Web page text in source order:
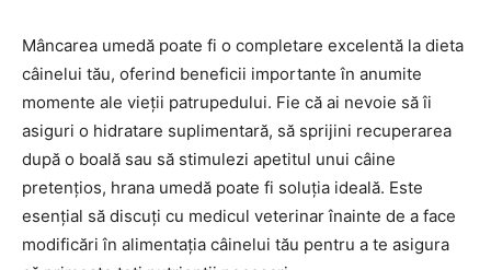
Mâncarea umedă poate fi o completare excelentă la dieta
câinelui tău, oferind beneficii importante în anumite
momente ale vieții patrupedului. Fie că ai nevoie să îi
asiguri o hidratare suplimentară, să sprijini recuperarea
după o boală sau să stimulezi apetitul unui câine
pretențios, hrana umedă poate fi soluția ideală. Este
esențial să discuți cu medicul veterinar înainte de a face
modificări în alimentația câinelui tău pentru a te asigura